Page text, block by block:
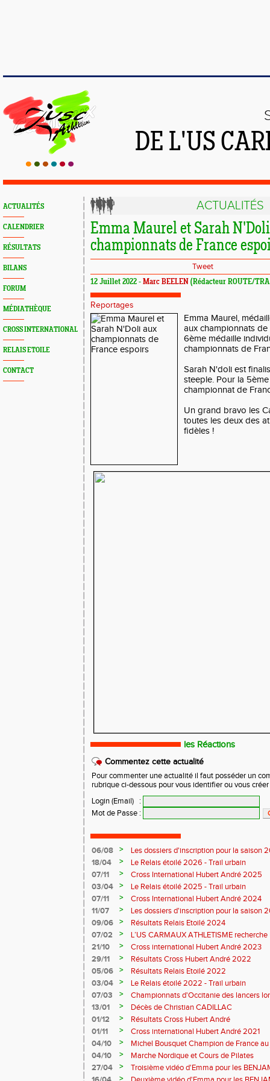
DE L'US
ACTUALITÉS
CALENDRIER
RÉSULTATS
BILANS
FORUM
MÉDIATHÈQUE
CROSS INTERNATIONAL
RELAIS ETOILE
CONTACT
ACTUALITÉS
Emma Maurel et Sarah
championnats de France
Tweet
12 Juillet 2022 - Marc BEELEN (Rédacteur ROUTE/
Reportages
Emma Maurel,
aux championnats
6ème médaille
championnats de
Sarah N'doli est
steeple. Pour la
championnat de
Un grand bravo les
toutes les deux des
fidèles !
les Réactions
Commentez cette actualité
Pour commenter une actualité il faut posséder un
rubrique ci-dessous pour vous identifier ou vous
Login (Email)
:
Mot de Passe :
06/08 >
Les dossiers d'inscription pour la saison
18/04
>
Le Relais étoilé 2026 - Trail urbain
07/11
>
Cross International Hubert André 2025
03/04
>
Le Relais étoilé 2025 - Trail urbain
07/11
>
Cross International Hubert André 2024
11/07
>
Les dossiers d'inscription pour la saison
09/06
>
Résultats Relais Etoilé 2024
07/02
>
L’US CARMAUX ATHLETISME
sportif
21/10 >
Cross international Hubert André 2023
29/11
>
Résultats Cross Hubert André 2022
05/06
>
Résultats Relais Etoilé 2022
03/04
>
Le Relais étoilé 2022 - Trail urbain
07/03
>
Championnats d'Occitanie des lancers
13/01
>
Décès de Christian CADILLAC
01/12
>
Résultats Cross Hubert André
01/11
>
Cross international Hubert André 2021
04/10
>
Michel Bousquet Champion de France
04/10
>
Marche Nordique et Cours de Pilates
27/04
>
Troisième vidéo d'Emma pour les
>